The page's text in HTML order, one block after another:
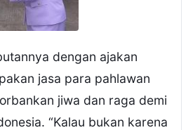
dengan ajakan
jasa para pahlawan
jiwa dan raga demi
“Kalau bukan karena